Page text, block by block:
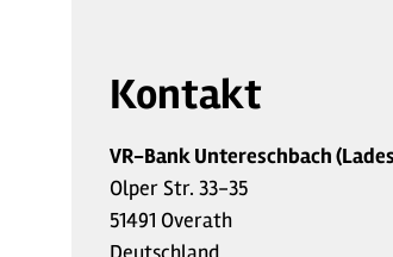
Kontakt
VR-Bank Untereschbach
Olper Str. 33-35
51491 Overath